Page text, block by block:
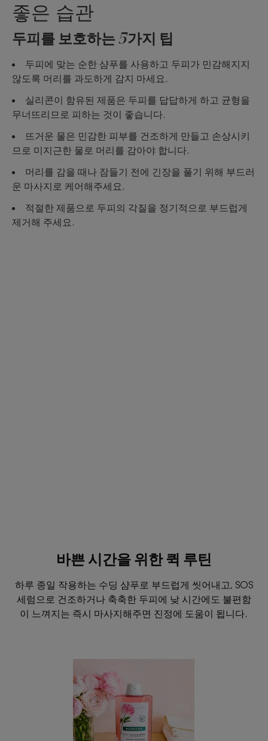
좋은 습관
두피를 보호하는 5가지 팁
두피에 맞는 순한 샴푸를 사용하고 두피가 민감해지지
않도록 머리를 과도하게 감지 마세요.
실리콘이 함유된 제품은 두피를 답답하게 하고 균형을
무너뜨리므로 피하는 것이 좋습니다.
뜨거운 물은 민감한 피부를 건조하게 만들고 손상시키
므로 미지근한 물로 머리를 감아야 합니다.
머리를 감을 때나 잠들기 전에 긴장을 풀기 위해 부드러
운 마사지로 케어해주세요.
적절한 제품으로 두피의 각질을 정기적으로 부드럽게
제거해 주세요.
바쁜 시간을 위한 퀵 루틴
하루 종일 작용하는 수딩 샴푸로 부드럽게 씻어내고, SOS
세럼으로 건조하거나 축축한 두피에 낮 시간에도 불편함
이 느껴지는 즉시 마사지해주면 진정에 도움이 됩니다.
니
샴
푸